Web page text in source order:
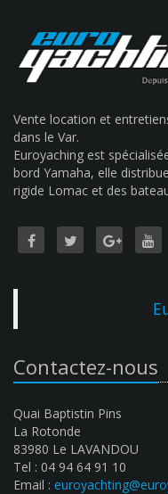
Vente location et
dans le Var.
Euroyaching est
bord Yamaha, elle
rigide Lomac et des
Contactez-nous
Quai Baptistin Pins
La Rotonde
83980 Le LAVANDOU
Tel : 04 94 64 91 10
Email :